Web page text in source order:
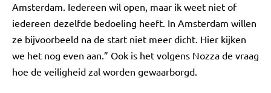
Amsterdam. Iedereen wil open, maar ik weet niet of
iedereen dezelfde bedoeling heeft. In Amsterdam willen
ze bijvoorbeeld na de start niet meer dicht. Hier kijken
we het nog even aan.” Ook is het volgens Nozza de vraag
hoe de veiligheid zal worden gewaarborgd.